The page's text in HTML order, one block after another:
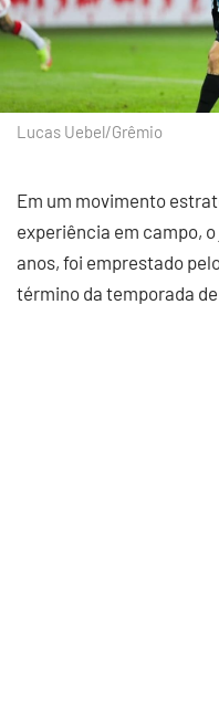
Lucas Uebel/Grêmio
Em um movimento
experiência em campo,
anos, foi emprestado
término da temporada